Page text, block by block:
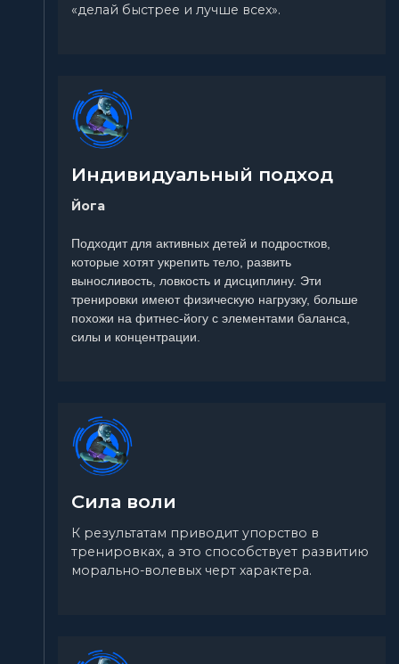
«делай быстрее и лучше всех».
Индивидуальный подход
Йога
Подходит для активных детей и подростков,
которые хотят укрепить тело, развить
выносливость, ловкость и дисциплину. Эти
тренировки имеют физическую нагрузку, больше
похожи на фитнес-йогу с элементами баланса,
силы и концентрации.
Сила воли
К результатам приводит упорство в
тренировках, а это способствует развитию
морально-волевых черт характера.